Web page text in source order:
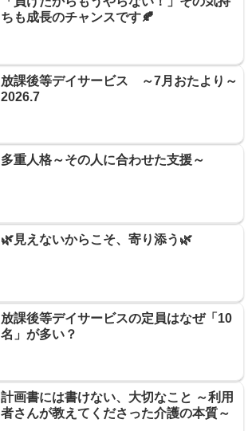
ちも成長のチャンスです🍂
放課後等デイサービス ～7月おたより～
2026.7
多重人格～その人に合わせた支援～
🌿見えないからこそ、寄り添う🌿
放課後等デイサービスの定員はなぜ「10
名」が多い？
計画書には書けない、大切なこと ～利用
者さんが教えてくださった介護の本質～